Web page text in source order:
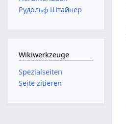
Рудольф Штайнер
Wikiwerkzeuge
Spezialseiten
Seite zitieren